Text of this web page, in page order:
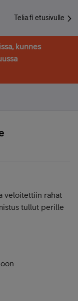
Telia.fi etusivulle
kunnes
veloitettiin rahat
tullut perille